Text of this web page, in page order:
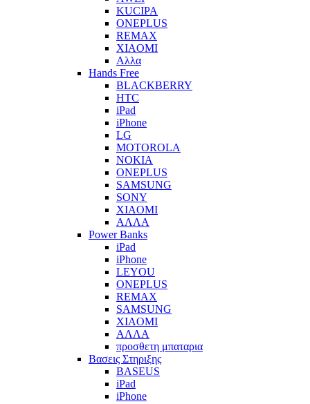
KUCIPA
ONEPLUS
REMAX
XIAOMI
Αλλα
Hands Free
BLACKBERRY
HTC
iPad
iPhone
LG
MOTOROLA
NOKIA
ONEPLUS
SAMSUNG
SONY
XIAOMI
ΑΛΛΑ
Power Banks
iPad
iPhone
LEYOU
ONEPLUS
REMAX
SAMSUNG
XIAOMI
ΑΛΛΑ
προσθετη μπαταρια
Βασεις Στηριξης
BASEUS
iPad
iPhone